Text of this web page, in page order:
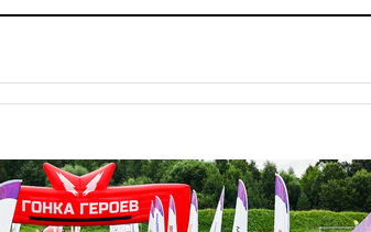
у России есть право провести
вчера, 21:43В Москве
начались испытания
вчера, 21:12«Зенит» проиграл
дебютанту РПЛ «Родине» со
счетом 1:2